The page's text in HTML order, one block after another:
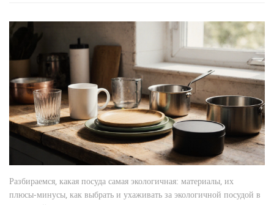
Разбираемся, какая посуда самая экологичная: материалы, их
плюсы‑минусы, как выбрать и ухаживать за экологичной посудой в